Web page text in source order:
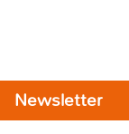
Newsletter